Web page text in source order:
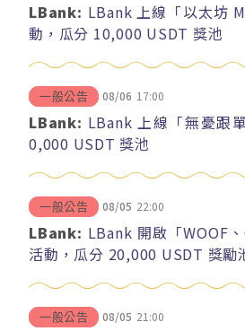
LBank: LBank 上線「以太坊
動，瓜分 10,000 USDT 獎池
一般公告 08/06 17:00
LBank: LBank 上線「無憂跟
0,000 USDT 獎池
一般公告 08/05 22:00
LBank: LBank 開啟「WOOF
活動，瓜分 20,000 USDT 獎勵
一般公告 08/05 21:00